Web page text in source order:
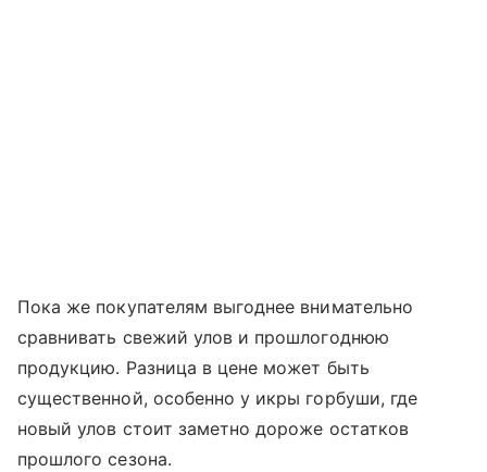
Пока же покупателям выгоднее внимательно
сравнивать свежий улов и прошлогоднюю
продукцию. Разница в цене может быть
существенной, особенно у икры горбуши, где
новый улов стоит заметно дороже остатков
прошлого сезона.